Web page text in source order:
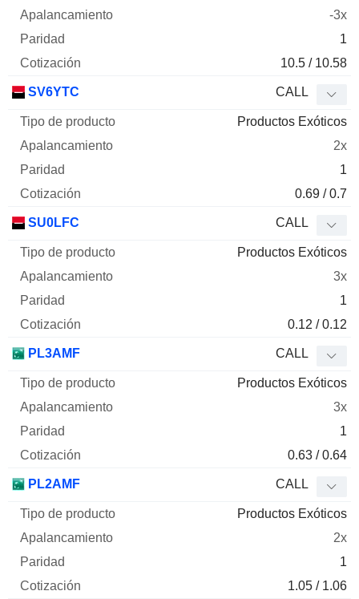
-3x
1
10.5 / 10.58
SV6YTC CALL
Productos Exóticos
2x
1
0.69 / 0.7
SU0LFC CALL
Productos Exóticos
3x
1
0.12 / 0.12
PL3AMF CALL
Productos Exóticos
3x
1
0.63 / 0.64
PL2AMF CALL
Productos Exóticos
2x
1
1.05 / 1.06